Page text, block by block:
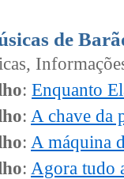
de
: Enquanto
: A chave da
: A máquina
: Agora tudo